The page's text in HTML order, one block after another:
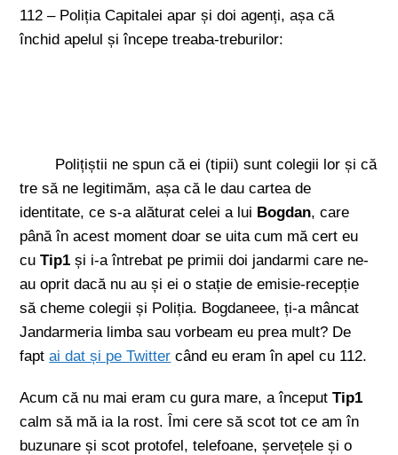
112 – Poliția Capitalei apar și doi agenți, așa că
închid apelul și începe treaba-treburilor:
Polițiștii ne spun că ei (tipii) sunt colegii lor și că
tre să ne legitimăm, așa că le dau cartea de
identitate, ce s-a alăturat celei a lui Bogdan, care
până în acest moment doar se uita cum mă cert eu
cuTip1 și i-a întrebat pe primii doi jandarmi care ne-
au oprit dacă nu au și ei o stație de emisie-recepție
să cheme colegii și Poliția. Bogdaneee, ți-a mâncat
Jandarmeria limba sau vorbeam eu prea mult? De
faptai dat și pe Twitter când eu eram în apel cu 112.
Acum că nu mai eram cu gura mare, a începutTip1
calm să mă ia la rost. Îmi cere să scot tot ce am în
buzunare și scot protofel, telefoane, șervețele și o